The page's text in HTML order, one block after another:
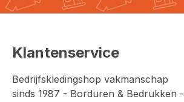
Klantenservice
Bedrijfskledingshop vakmanschap
sinds 1987 - Borduren & Bedrukken -